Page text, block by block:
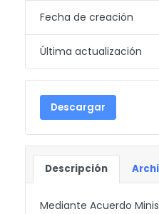
Fecha de creación
Última actualización
Descargar
Descripción
Mediante Acuerdo